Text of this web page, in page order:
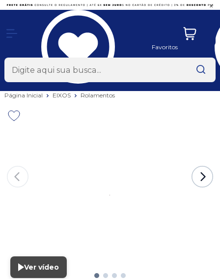
x
Favoritos
Página Inicial EIXOS Rolamentos
Ver vídeo